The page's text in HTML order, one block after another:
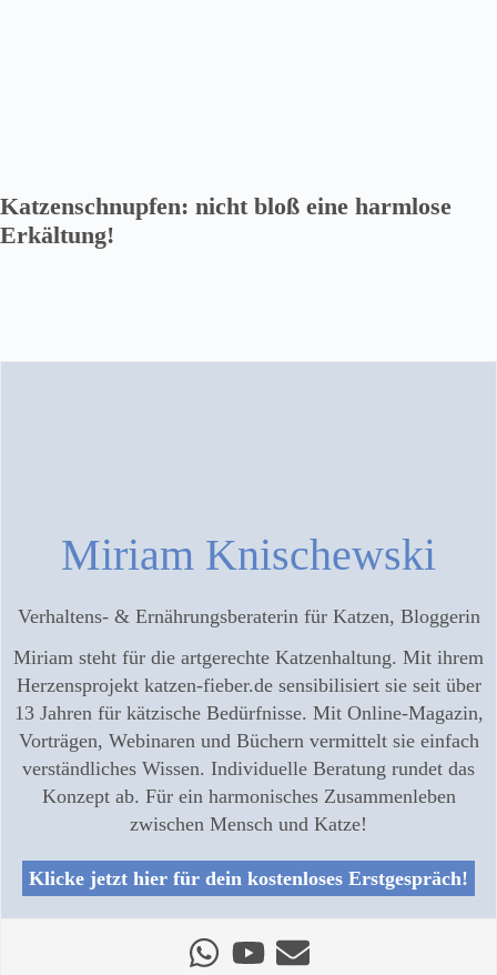
Katzenschnupfen: nicht bloß eine harmlose
Erkältung!
Miriam Knischewski
Verhaltens- & Ernährungsberaterin für Katzen, Bloggerin
Miriam steht für die artgerechte Katzenhaltung. Mit ihrem
Herzensprojekt katzen-fieber.de sensibilisiert sie seit über
13 Jahren für kätzische Bedürfnisse. Mit Online-Magazin,
Vorträgen, Webinaren und Büchern vermittelt sie einfach
verständliches Wissen. Individuelle Beratung rundet das
Konzept ab. Für ein harmonisches Zusammenleben
zwischen Mensch und Katze!
Klicke jetzt hier für dein kostenloses Erstgespräch!